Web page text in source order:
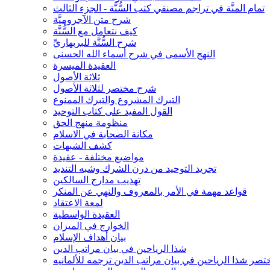
تمام المنَّة في تراجم مصنفي كتب السُّنَّة - الجزء الثالث
شرح متن الآجروميَّة
كيف نتعامل مع السُّنَّة
شرح السُّنَّة للبربهاريِّ
النهج الأسمى في شرح أسماء الله الحسنى
العقيدة الميسرة
ثلاثة الأصول
شرح مختصر لثلاثة الأصول
التبرك المشروع والتبرك الممنوع
القول المفيد على كتاب التوحيد
منظومة منهج الحق
مكانة الصحابة في الاسلام
كشف الشبهات
مواضيع مختلفة - عقيدة
تجريد التوحيد من درن الشرك وشبه التنديد
تهذيب مدارج السالكين
قواعد مهمة في الأمر بالمعروف والنهي عن المنكر
لمعة الاعتقاد
العقيدة الواسطية
الخوارج في الميزان
بيان أهداف الإسلام
شذا الرياحين في بيان مراتب الدين
شذا الرياحين في بيان مراتب الدين ترجمه للألمانيه